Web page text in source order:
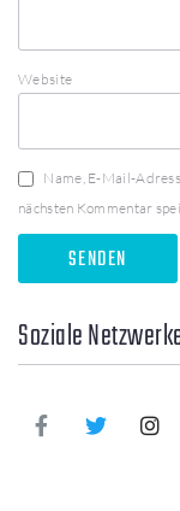
Website
Name, E-Mail-
nächsten Kommentar
Soziale